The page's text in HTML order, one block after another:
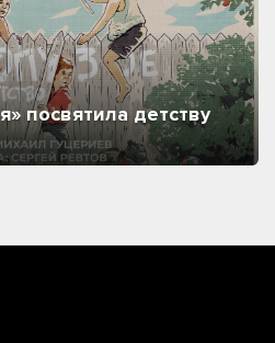
посвятила детству